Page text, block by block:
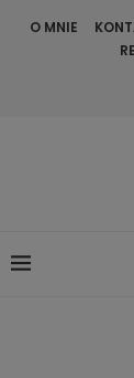
O MNIE